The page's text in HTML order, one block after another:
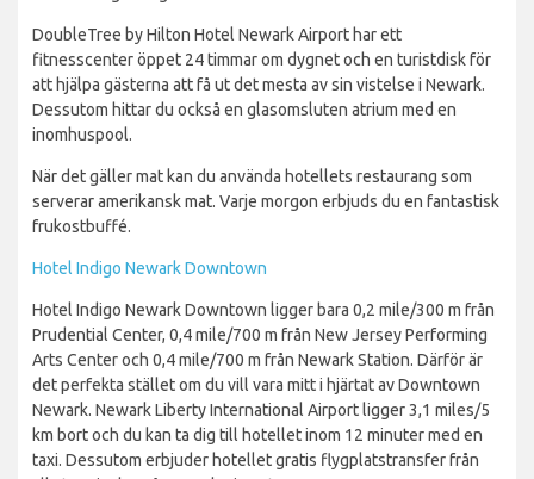
DoubleTree by Hilton Hotel Newark Airport har ett
fitnesscenter öppet 24 timmar om dygnet och en turistdisk för
att hjälpa gästerna att få ut det mesta av sin vistelse i Newark.
Dessutom hittar du också en glasomsluten atrium med en
inomhuspool.
När det gäller mat kan du använda hotellets restaurang som
serverar amerikansk mat. Varje morgon erbjuds du en fantastisk
frukostbuffé.
Hotel Indigo Newark Downtown
Hotel Indigo Newark Downtown ligger bara 0,2 mile/300 m från
Prudential Center, 0,4 mile/700 m från New Jersey Performing
Arts Center och 0,4 mile/700 m från Newark Station. Därför är
det perfekta stället om du vill vara mitt i hjärtat av Downtown
Newark. Newark Liberty International Airport ligger 3,1 miles/5
km bort och du kan ta dig till hotellet inom 12 minuter med en
taxi. Dessutom erbjuder hotellet gratis flygplatstransfer från